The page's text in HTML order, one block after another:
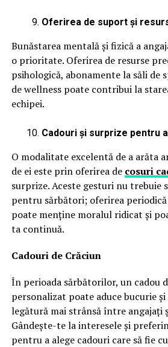
Oferirea de suport și
Bunăstarea mentală și fizică a
o prioritate. Oferirea de resurse
psihologică, abonamente la săli de
de wellness poate contribui la
echipei.
Cadouri și surprize pentru
O modalitate excelentă de a arăta
de ei este prin oferirea de cosuri
surprize. Aceste gesturi nu trebuie
pentru sărbători; oferirea
poate menține moralul ridicat și
ta continuă.
Cadouri de Crăciun
În perioada sărbătorilor, un cadou
personalizat poate aduce bucurie
legătură mai strânsă între angajați
Gândește-te la interesele și
pentru a alege cadouri care să fie